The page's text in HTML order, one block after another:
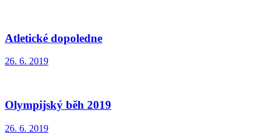
Atletické dopoledne
26. 6. 2019
Olympijský běh 2019
26. 6. 2019